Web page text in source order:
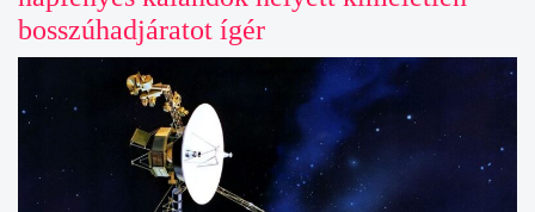
bosszúhadjáratot ígér